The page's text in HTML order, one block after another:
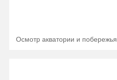
Осмотр акватории и побережья